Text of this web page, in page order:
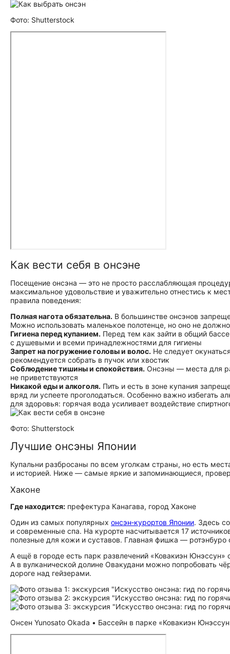
Фото: Shutterstock
Как вести себя в онсэне
Посещение онсэна — это не просто расслабляющая
максимальное удовольствие и уважительно отнестись к
правила поведения:
Полная нагота обязательна. В большинстве онсэнов
Можно использовать маленькое полотенце, но оно не
Гигиена перед купанием. Перед тем как зайти в общий
с душевыми и всеми принадлежностями для гигиены
Запрет на погружение головы и волос. Не следует
рекомендуется собрать в пучок или хвостик
Соблюдение тишины и спокойствия. Онсэны — места для
не приветствуются
Никакой еды и алкоголя. Пить и есть в зоне купания
вряд ли успеете проголодаться. Особенно важно избегать
для здоровья: горячая вода усиливает воздействие
Фото: Shutterstock
Лучшие онсэны Японии
Купальни разбросаны по всем уголкам страны, но есть
и историей. Ниже — самые яркие и запоминающиеся,
Хаконе
Где находится: префектура Канагава, город Хаконе
Один из самых популярных онсэн‑курортов Японии. Здесь
и современные спа. На курорте насчитывается 17
полезные для кожи и суставов. Главная фишка — ротэнбуро
А ещё в городе есть парк развлечений «Ковакиэн
А в вулканической долине Овакудани можно попробовать
дороге над гейзерами.
Онсен Yunosato Okada • Бассейн в парке «Ковакиэн